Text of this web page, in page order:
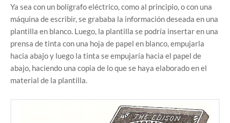
Ya sea con un bolígrafo eléctrico, como al principio, o con una
máquina de escribir, se grababa la información deseada en una
plantilla en blanco. Luego, la plantilla se podría insertar en una
prensa de tinta con una hoja de papel en blanco, empujarla
hacia abajo y luego la tinta se empujaría hacia el papel de
abajo, haciendo una copia de lo que se haya elaborado en el
material de la plantilla.